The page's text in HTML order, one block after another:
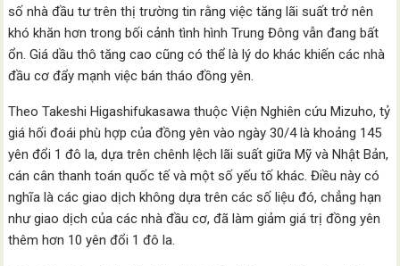
số nhà đầu tư trên thị trường tin rằng việc tăng lãi suất trở nên
khó khăn hơn trong bối cảnh tình hình Trung Đông vẫn đang bất
ổn. Giá dầu thô tăng cao cũng có thể là lý do khác khiến các nhà
đầu cơ đẩy mạnh việc bán tháo đồng yên.
Theo Takeshi Higashifukasawa thuộc Viện Nghiên cứu Mizuho, tỷ
giá hối đoái phù hợp của đồng yên vào ngày 30/4 là khoảng 145
yên đổi 1 đô la, dựa trên chênh lệch lãi suất giữa Mỹ và Nhật Bản,
cán cân thanh toán quốc tế và một số yếu tố khác. Điều này có
nghĩa là các giao dịch không dựa trên các số liệu đó, chẳng hạn
như giao dịch của các nhà đầu cơ, đã làm giảm giá trị đồng yên
thêm hơn 10 yên đổi 1 đô la.